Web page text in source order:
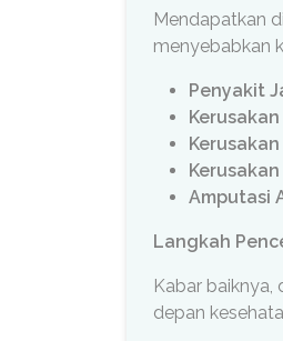
Mendapatkan
menyebabkan
Penyakit
Amputasi
Langkah
Kabar
depan